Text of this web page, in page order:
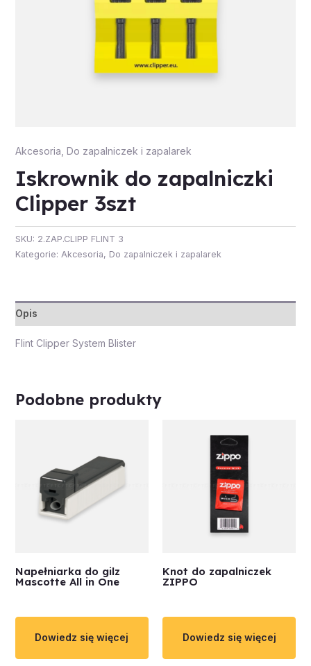
Akcesoria Do zapalniczek i zapalarek
Iskrownik do zapalniczki
Clipper 3szt
SKU: 2.ZAP.CLIPP FLINT 3
Kategorie: Akcesoria, Do zapalniczek i zapalarek
Opis
Flint Clipper System Blister
Podobne produkty
Napełniarka do gilz
Mascotte All in One
Dowiedz się więcej
Knot do zapalniczek
ZIPPO
Dowiedz się więcej